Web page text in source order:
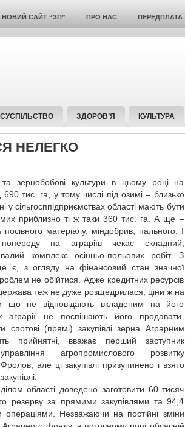
НОВИЙ САЙТ “ЗП” ПРО НАС ПЕРЕДПЛАТА
СУСПІЛЬСТВО ЗДОРОВ’Я КУЛЬТУРА
НЕЛЕГКО
зернобобові культури в цьому році на
тис. га, у тому числі під озимі – близько
у сільгосппідприємствах області мають бути
приблизно ті ж таки 360 тис. га. А ще –
посівного матеріалу, міндобрив, пального. І
на аграріїв чекає складний,
комплекс осінньо-польових робіт. З
є, з огляду на фінансовий стан значної
не обійтися. Адже кредитних ресурсів
теж не дуже розщедрилася, ціни ж на
що не відповідають вкладеним на його
аграрії не поспішають його продавати.
(прямі) закупівлі зерна Аграрним
прийнятні, вважає перший заступник
агропромислового розвитку
але ці закупівлі призупинено і взято
області доведено заготовити 60 тисяч
резерву за прямими закупівлями та 94,4
операціями. Незважаючи на постійні зміни